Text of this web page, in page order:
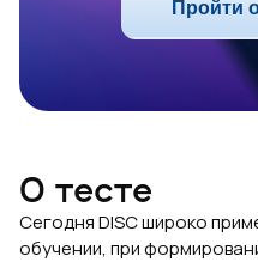
Пройти
О тесте
Сегодня DISC широко
обучении, при